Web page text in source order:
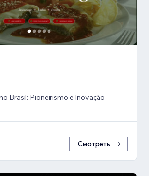
Brasil: Pioneirismo e Inovação
Смотреть